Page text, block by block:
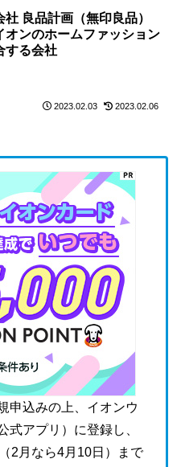
社 良品計画（無印良品）
オンのホームファッション
する会社
2023.02.03 2023.02.06
申込みの上、イオンウ
式アプリ）に登録し、
2月なら4月10日）まで